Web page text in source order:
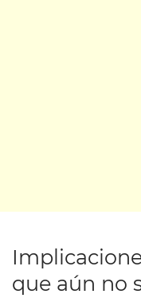
que aún no